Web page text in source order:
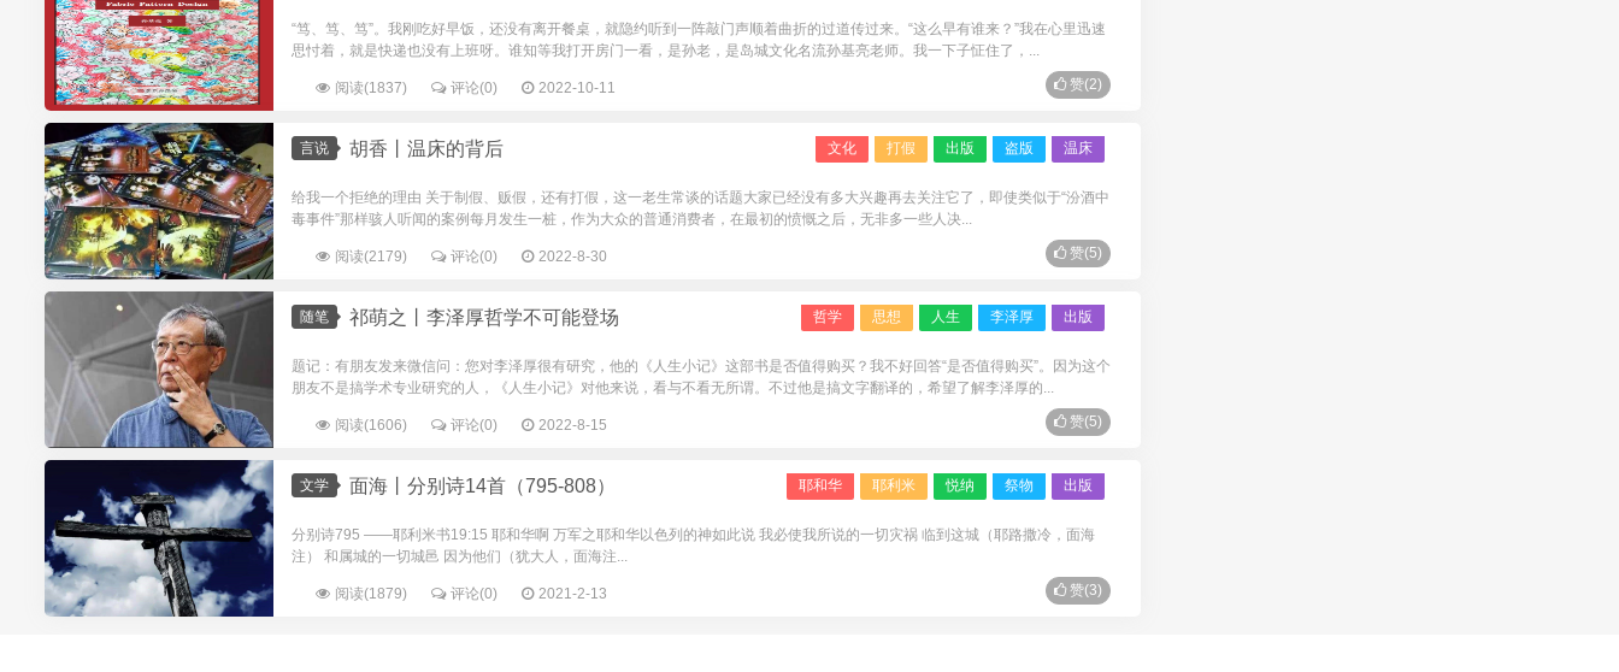
“笃、笃、笃”。我刚吃好早饭，还没有离开餐桌，就隐约听到一阵敲门声顺着曲折的过道传过来。“这么早有谁来？”我在心里迅速
思忖着，就是快递也没有上班呀。谁知等我打开房门一看，是孙老，是岛城文化名流孙基亮老师。我一下子怔住了，...
阅读(1837) 评论(0) 2022-10-11 赞(2)
言说 文化 打假 出版 盗版 温床
胡香丨温床的背后
给我一个拒绝的理由 关于制假、贩假，还有打假，这一老生常谈的话题大家已经没有多大兴趣再去关注它了，即使类似于“汾酒中
毒事件”那样骇人听闻的案例每月发生一桩，作为大众的普通消费者，在最初的愤慨之后，无非多一些人决...
阅读(2179) 评论(0) 2022-8-30 赞(5)
随笔 哲学 思想 人生 李泽厚 出版
祁萌之丨李泽厚哲学不可能登场
题记：有朋友发来微信问：您对李泽厚很有研究，他的《人生小记》这部书是否值得购买？我不好回答“是否值得购买”。因为这个
朋友不是搞学术专业研究的人，《人生小记》对他来说，看与不看无所谓。不过他是搞文字翻译的，希望了解李泽厚的...
阅读(1606) 评论(0) 2022-8-15 赞(5)
文学 耶和华 耶利米 悦纳 祭物 出版
面海丨分别诗14首（795-808）
分别诗795 ——耶利米书19:15 耶和华啊 万军之耶和华以色列的神如此说 我必使我所说的一切灾祸 临到这城（耶路撒冷，面海
注） 和属城的一切城邑 因为他们（犹大人，面海注...
阅读(1879) 评论(0) 2021-2-13 赞(3)